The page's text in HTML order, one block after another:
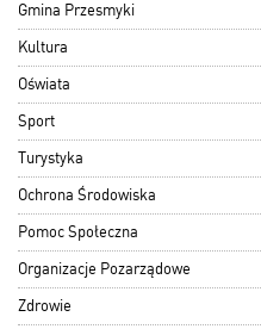
Gmina Przesmyki
Kultura
Oświata
Sport
Turystyka
Ochrona Środowiska
Pomoc Społeczna
Organizacje Pozarządowe
Zdrowie